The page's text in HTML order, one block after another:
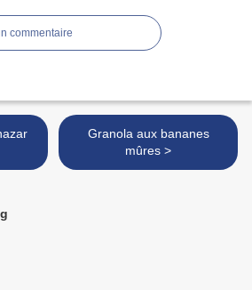
commentaire
Granola aux bananes
mûres >